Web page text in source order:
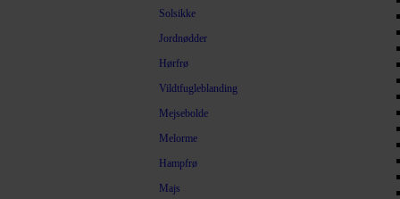
Solsikke
Jordnødder
Hørfrø
Vildtfugleblanding
Mejsebolde
Melorme
Hampfrø
Majs